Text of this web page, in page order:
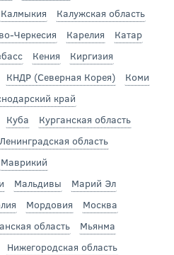
Калмыкия
Калужская область
Черкесия Карелия
Катар
Кения
Киргизия
КНДР (Северная Корея)
Коми
край
Куба
Курганская область
Ленинградская область
Маврикий
Мальдивы
Марий Эл
Мордовия
Москва
область
Мьянма
Нижегородская область